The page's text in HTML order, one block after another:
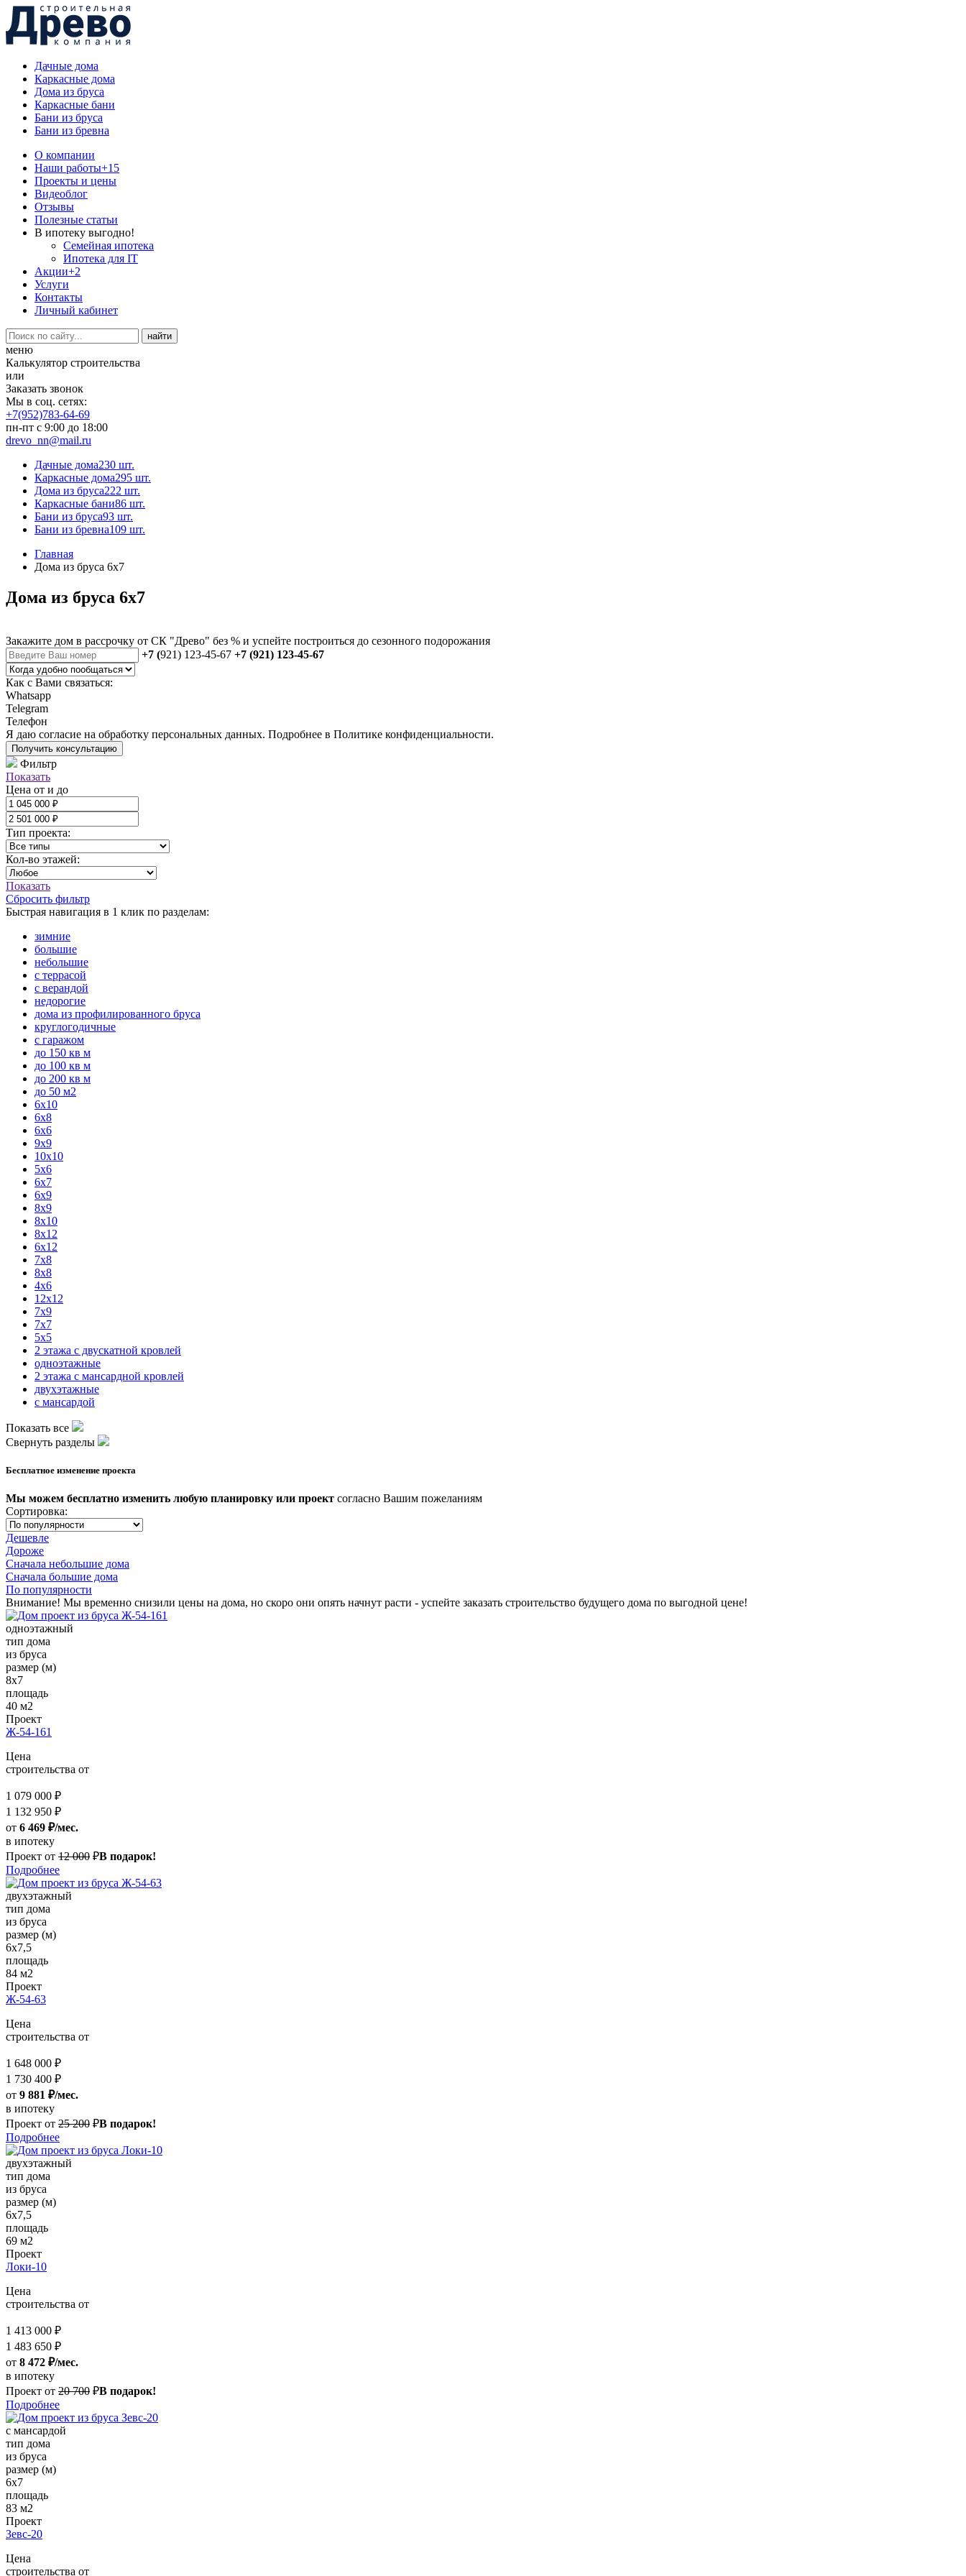
Дачные дома
Каркасные дома
Дома из бруса
Каркасные бани
Бани из бруса
Бани из бревна
О компании
Наши работы+15
Проекты и цены
Видеоблог
Отзывы
Полезные статьи
В ипотеку выгодно!
Семейная ипотека
Ипотека для IT
Акции+2
Услуги
Контакты
Личный кабинет
меню
Калькулятор строительства
или
Заказать звонок
Мы в соц. сетях:
+7(952)783-64-69
пн-пт с 9:00 до 18:00
drevo_nn@mail.ru
Дачные дома230 шт.
Каркасные дома295 шт.
Дома из бруса222 шт.
Каркасные бани86 шт.
Бани из бруса93 шт.
Бани из бревна109 шт.
Главная
Дома из бруса 6x7
Дома из бруса 6x7
Закажите дом в рассрочку от СК "Древо" без % и успейте построиться до сезонного подорожания
+7 (921) 123-45-67 +7 (921) 123-45-67
Как с Вами связаться:
Whatsapp
Telegram
Телефон
Я даю согласие на обработку персональных данных. Подробнее в Политике конфиденциальности.
Получить консультацию
Фильтр
Показать
Цена от и до
Тип проекта:
Кол-во этажей:
Показать
Сбросить фильтр
Быстрая навигация в 1 клик по разделам:
зимние
большие
небольшие
с террасой
с верандой
недорогие
дома из профилированного бруса
круглогодичные
с гаражом
до 150 кв м
до 100 кв м
до 200 кв м
до 50 м2
6x10
6x8
6x6
9x9
10x10
5x6
6x7
6x9
8x9
8x10
8x12
6x12
7x8
8x8
4x6
12x12
7x9
7x7
5x5
2 этажа с двускатной кровлей
одноэтажные
2 этажа с мансардной кровлей
двухэтажные
с мансардой
Показать все
Свернуть разделы
Бесплатное изменение проекта
Мы можем бесплатно изменить любую планировку или проект согласно Вашим пожеланиям
Сортировка:
Дешевле
Дороже
Сначала небольшие дома
Сначала большие дома
По популярности
Внимание! Мы временно снизили цены на дома, но скоро они опять начнут расти - успейте заказать строительство будущего дома по выгодной цене!
одноэтажный
тип дома
из бруса
размер (м)
8x7
площадь
40 м2
Проект
Ж-54-161
Цена
строительства от
1 079 000 ₽
1 132 950 ₽
от 6 469 ₽/мес.
в ипотеку
Проект от 12 000 ₽В подарок!
Подробнее
двухэтажный
тип дома
из бруса
размер (м)
6x7,5
площадь
84 м2
Проект
Ж-54-63
Цена
строительства от
1 648 000 ₽
1 730 400 ₽
от 9 881 ₽/мес.
в ипотеку
Проект от 25 200 ₽В подарок!
Подробнее
двухэтажный
тип дома
из бруса
размер (м)
6х7,5
площадь
69 м2
Проект
Локи-10
Цена
строительства от
1 413 000 ₽
1 483 650 ₽
от 8 472 ₽/мес.
в ипотеку
Проект от 20 700 ₽В подарок!
Подробнее
с мансардой
тип дома
из бруса
размер (м)
6х7
площадь
83 м2
Проект
Зевс-20
Цена
строительства от